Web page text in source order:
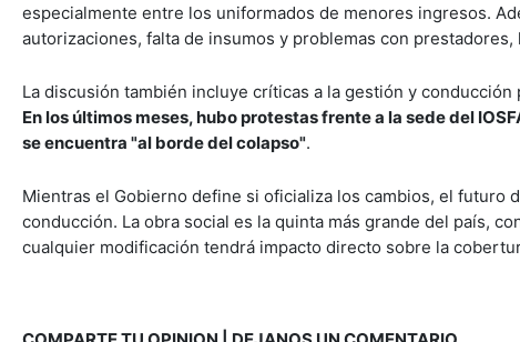
especialmente entre los uniformados de menores ingresos.
autorizaciones, falta de insumos y problemas con
La discusión también incluye críticas a la gestión y
En los últimos meses, hubo protestas frente a la sede del
se encuentra "al borde del colapso".
Mientras el Gobierno define si oficializa los cambios, el futuro
conducción. La obra social es la quinta más grande del país,
cualquier modificación tendrá impacto directo sobre la